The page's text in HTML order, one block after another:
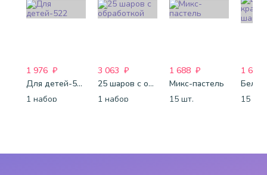
1 976 ₽
Для детей-522
1 набор
3 063 ₽
25 шаров с обработкой
1 набор
1 688 ₽
Микс-пастель
15 шт.
1 688
15 шт.